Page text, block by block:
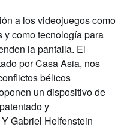
a los videojuegos como
y como tecnología para
la pantalla. El
porCasa Asia, nos
bélicos
un dispositivo de
y
Gabriel Helfenstein